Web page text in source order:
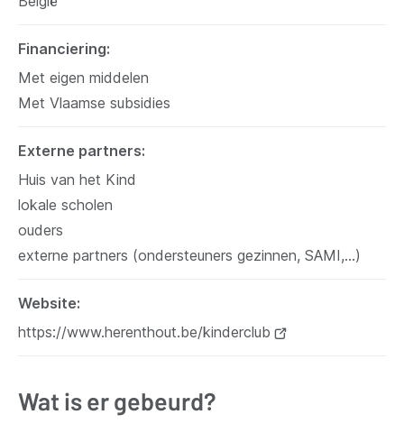
Financiering
Met eigen middelen
Met Vlaamse subsidies
Externe partners
Huis van het Kind
lokale scholen
ouders
externe partners (ondersteuners gezinnen, SAMI,…)
Website
https://www.herenthout.be/kinderclub
Wat is er gebeurd?